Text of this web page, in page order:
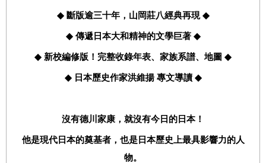
◆ 斷版逾三十年，山岡莊八經典再現 ◆
◆ 傳遞日本大和精神的文學巨著 ◆
◆ 新校編修版！完整收錄年表、家族系譜、地圖 ◆
◆ 日本歷史作家洪維揚 專文導讀 ◆
沒有德川家康，就沒有今日的日本！
他是現代日本的奠基者，也是日本歷史上最具影響力的人
物。